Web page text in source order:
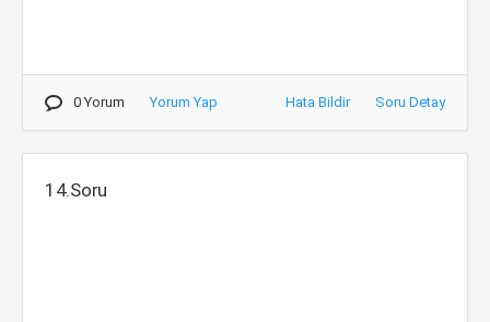
0 Yorum Yorum Yap Hata Bildir Soru Detay
14.Soru